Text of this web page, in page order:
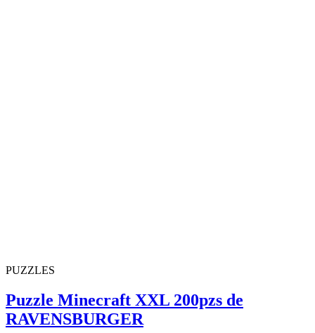
PUZZLES
Puzzle Minecraft XXL 200pzs de
RAVENSBURGER